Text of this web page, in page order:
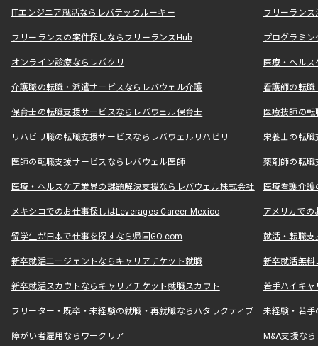
ITエンジニア就活ならレバテックルーキー フリーラン
フリーランスの案件探しならフリーランスHub プログラミ
オンライン診療ならレバクリ 医療・ヘル
介護職の転職・派遣サービスならレバウェル介護 看護師の転
保育士の転職支援サービスならレバウェル保育士 医療技師の
リハビリ職の転職支援サービスならレバウェルリハビリ 栄養士の転
医師の転職支援サービスならレバウェル医師 薬剤師の転
医療・ヘルスケア業界の課題解決支援ならレバウェル株式会社 医療看護介
メキシコでのお仕事探しはLeverages Career Mexico アメリカで
留学生が日本で仕事を探すなら帰国GO.com 就活・転職
新卒就活エージェントならキャリアチケット就職 新卒就活無料
新卒就活スカウトならキャリアチケット就職スカウト 若手ハイキ
フリーター・既卒・未経験の就職・再就職ならハタラクティブ 未経験・若手
障がい者雇用ならワークリア M&A支援な